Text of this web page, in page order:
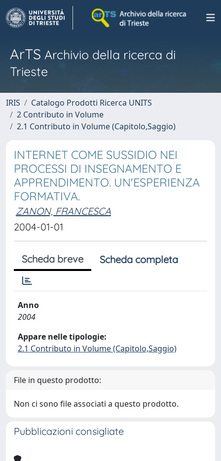
ArTS Archivio della ricerca di
Trieste
IRIS
Catalogo Prodotti Ricerca UNITS
2 Contributo in Volume
2.1 Contributo in Volume (Capitolo,Saggio)
INTERNET COME SUSSIDIO NEI
PROCESSI DI INSEGNAMENTO E
APPRENDIMENTO. UN'ESPERIENZA
FORMATIVA.
ZANON, FRANCESCA
2004-01-01
Scheda breve Scheda completa
Anno
2004
Appare nelle tipologie:
2.1 Contributo in Volume (Capitolo,Saggio)
File in questo prodotto:
Non ci sono file associati a questo prodotto.
Pubblicazioni consigliate